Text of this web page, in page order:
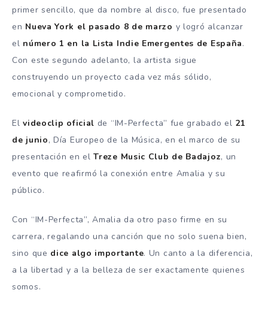
primer sencillo, que da nombre al disco, fue presentado
en Nueva York el pasado 8 de marzo y logró alcanzar
el número 1 en la Lista Indie Emergentes de España.
Con este segundo adelanto, la artista sigue
construyendo un proyecto cada vez más sólido,
emocional y comprometido.
Elvideoclip oficial de “IM-Perfecta” fue grabado el 21
de junio, Día Europeo de la Música, en el marco de su
presentación en elTreze Music Club de Badajoz, un
evento que reafirmó la conexión entre Amalia y su
público.
Con “IM-Perfecta”, Amalia da otro paso firme en su
carrera, regalando una canción que no solo suena bien,
sino que dice algo importante. Un canto a la diferencia,
a la libertad y a la belleza de ser exactamente quienes
somos.